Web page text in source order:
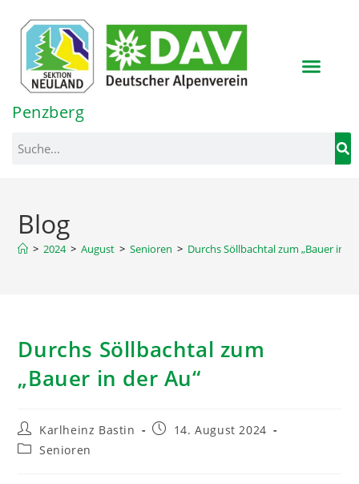
springen
Penzberg
Blog
> 2024 > August > Senioren > Durchs Söllbachtal zum „Bauer in
Durchs Söllbachtal zum
„Bauer in der Au“
Karlheinz Bastin
14. August 2024
Senioren